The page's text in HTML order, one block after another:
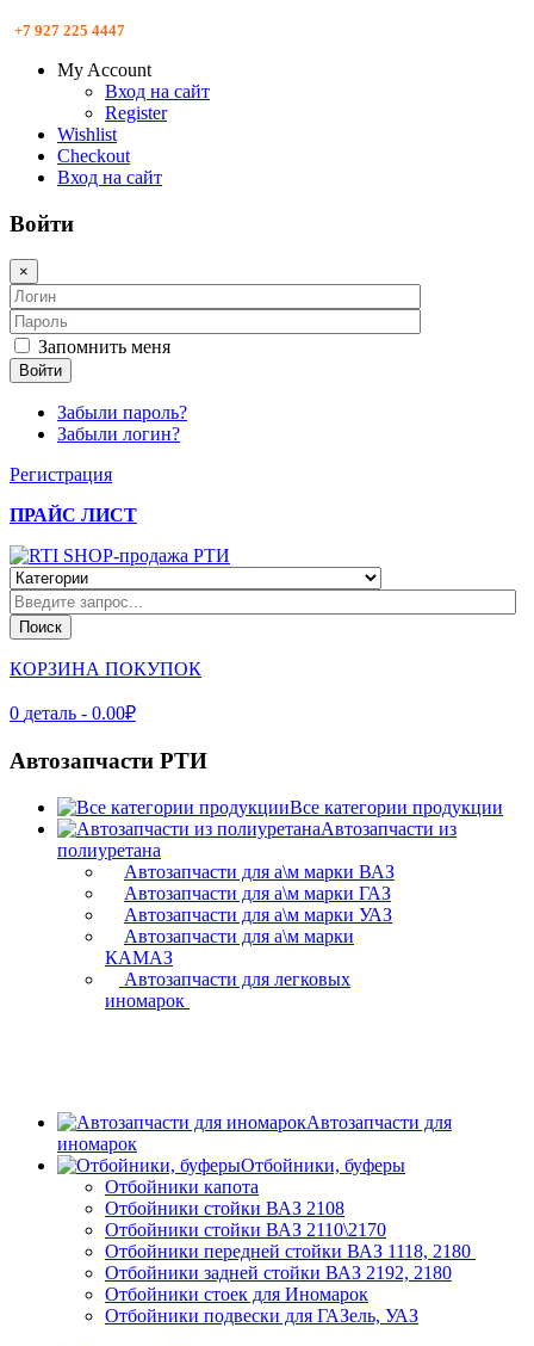
+7 927 225 4447
My Account
Вход на сайт
Register
Wishlist
Checkout
Вход на сайт
Войти
×
Запомнить меня
Войти
Забыли пароль?
Забыли логин?
Регистрация
ПРАЙС ЛИСТ
Поиск
КОРЗИНА ПОКУПОК
0 деталь - 0.00₽
Автозапчасти РТИ
Все категории продукции
Автозапчасти из
полиуретана
Автозапчасти для а\м марки ВАЗ
Автозапчасти для а\м марки ГАЗ
Автозапчасти для а\м марки УАЗ
Автозапчасти для а\м марки
КАМАЗ
Автозапчасти для легковых
иномарок
Автозапчасти для
иномарок
Отбойники, буферы
Отбойники капота
Отбойники стойки ВАЗ 2108
Отбойники стойки ВАЗ 2110\2170
Отбойники передней стойки ВАЗ 1118, 2180
Отбойники задней стойки ВАЗ 2192, 2180
Отбойники стоек для Иномарок
Отбойники подвески для ГАЗель, УАЗ